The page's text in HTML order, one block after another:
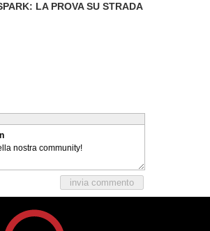
LA PROVA SU STRADA
nostra community!